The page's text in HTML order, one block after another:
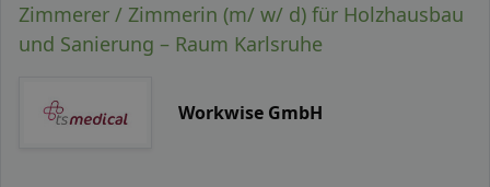
Zimmerer / Zimmerin (m/ w/ d) für Holzhausbau
und Sanierung – Raum Karlsruhe
Workwise GmbH